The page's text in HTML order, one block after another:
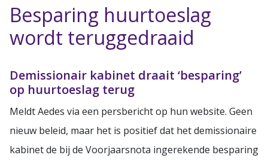
Besparing huurtoeslag
wordt teruggedraaid
Demissionair kabinet draait ‘besparing’
op huurtoeslag terug
Meldt Aedes via een persbericht op hun website. Geen
nieuw beleid, maar het is positief dat het demissionaire
kabinet de bij de Voorjaarsnota ingerekende besparing